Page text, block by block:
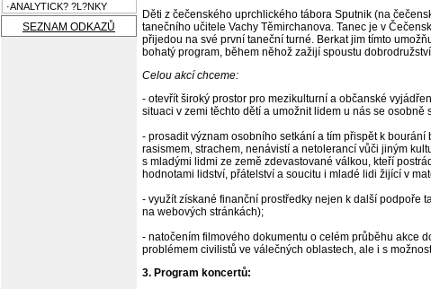
·ANALYTICK? ?L?NKY
SEZNAM ODKAZŮ
Děti z čečenského uprchlického tábora Sputnik (na
tanečního učitele Vachy Těmirchanova. Tanec je v
přijedou na své první taneční turné. Berkat jim tímto
bohatý program, během něhož zažijí spoustu
Celou akcí chceme:
- otevřít široký prostor pro mezikulturní a občanské
situaci v zemi těchto dětí a umožnit lidem u nás se
- prosadit význam osobního setkání a tím přispět k
rasismem, strachem, nenávistí a netolerancí vůči jiným
s mladými lidmi ze země zdevastované válkou, kteří
hodnotami lidství, přátelství a soucitu i mladé lidi žijící v
- využít získané finanční prostředky nejen k další podpoře
na webových stránkách);
- natočením filmového dokumentu o celém průběhu akce
problémem civilistů ve válečných oblastech, ale i s
3. Program koncertů: